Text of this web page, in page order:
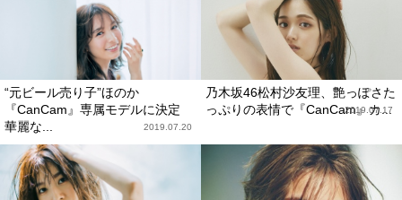
“元ビール売り子”ほのか
『CanCam』専属モデルに決定
華麗な...
2019.07.20
乃木坂46松村沙友理、艶っぽさた
っぷりの表情で『CanCam』カ...
2019.07.17